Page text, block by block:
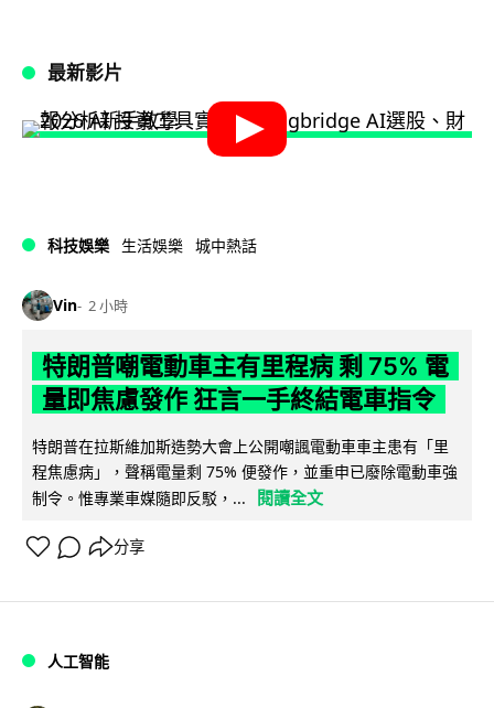
最新影片
科技娛樂 生活娛樂 城中熱話
Vin 2 小時
特朗普嘲電動車主有里程病 剩 75% 電
量即焦慮發作 狂言一手終結電車指令
特朗普在拉斯維加斯造勢大會上公開嘲諷電動車車主患有「里
程焦慮病」，聲稱電量剩 75% 便發作，並重申已廢除電動車強
制令。惟專業車媒隨即反駁，...
閱讀全文
分享
人工智能